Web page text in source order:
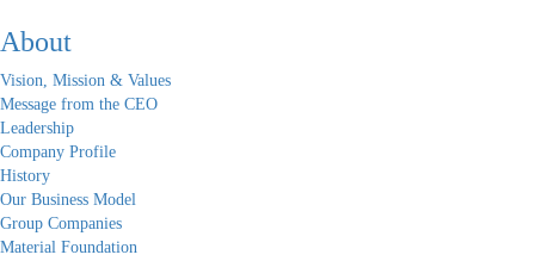
す。
About
Vision, Mission & Values
Message from the CEO
Leadership
Company Profile
History
Our Business Model
Group Companies
Material Foundation